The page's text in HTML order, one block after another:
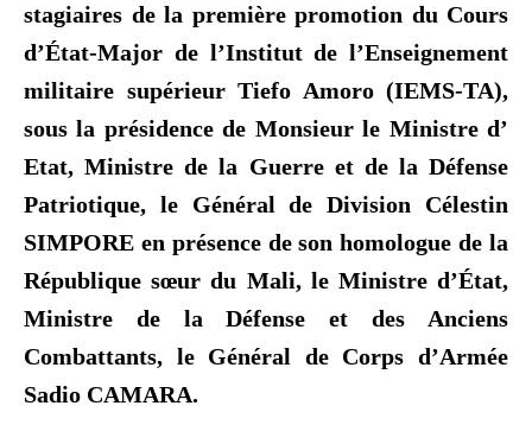
stagiaires de la première promotion du Cours
d’État-Major de l’Institut de l’Enseignement
militaire supérieur Tiefo Amoro (IEMS-TA),
sous la présidence de Monsieur le Ministre d’
Etat, Ministre de la Guerre et de la Défense
Patriotique, le Général de Division Célestin
SIMPORE en présence de son homologue de la
République sœur du Mali, le Ministre d’État,
Ministre de la Défense et des Anciens
Combattants, le Général de Corps d’Armée
Sadio CAMARA.